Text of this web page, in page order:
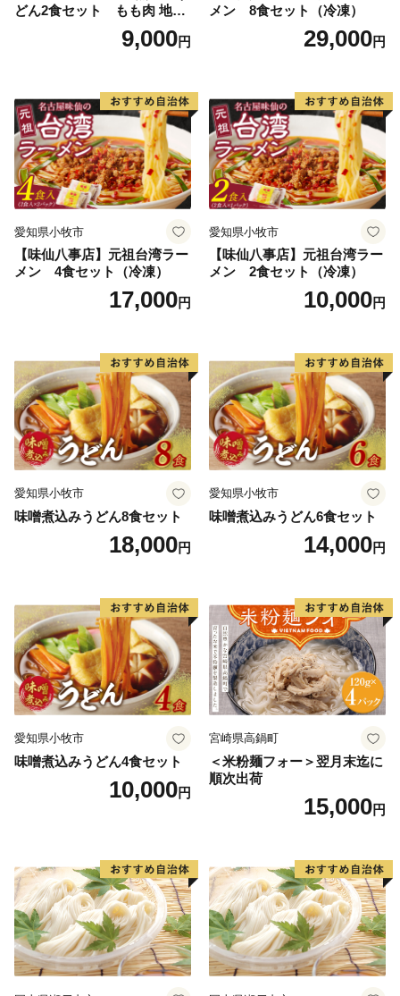
どん2食セット もも肉 地鶏
9,000円
メン 8食セット（冷凍）
29,000円
愛知県小牧市
【味仙八事店】元祖台湾ラー
メン 4食セット（冷凍）
17,000円
愛知県小牧市
【味仙八事店】元祖台湾ラー
メン 2食セット（冷凍）
10,000円
愛知県小牧市
味噌煮込みうどん8食セット
18,000円
愛知県小牧市
味噌煮込みうどん6食セット
14,000円
愛知県小牧市
味噌煮込みうどん4食セット
10,000円
宮崎県高鍋町
＜米粉麺フォー＞翌月末迄に
順次出荷
15,000円